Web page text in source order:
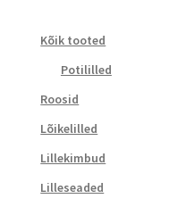
Kõik tooted
Potililled
Roosid
Lõikelilled
Lillekimbud
Lilleseaded